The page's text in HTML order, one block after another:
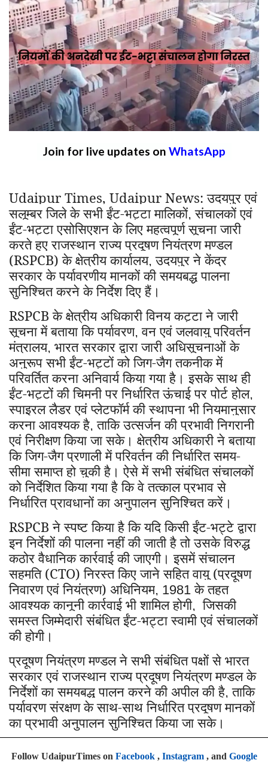
Join for live updates on WhatsApp
Udaipur Times, Udaipur News:उदयपुर एवं
सलूम्बर जिले के सभी ईंट-भट्टा मालिकों,संचालकों एवं
ईंट-भट्टा एसोसिएशन के लिए महत्वपूर्ण सूचना जारी
करते हुए राजस्थान राज्य प्रदूषण नियंत्रण मण्डल
(RSPCB) के क्षेत्रीय कार्यालय,उदयपुर ने केंद्र
सरकार के पर्यावरणीय मानकों की समयबद्ध पालना
सुनिश्चित करने के निर्देश दिए हैं।
RSPCB के क्षेत्रीय अधिकारी विनय कट्टा ने जारी
सूचना में बताया कि पर्यावरण,वन एवं जलवायु परिवर्तन
मंत्रालय, भारत सरकार द्वारा जारी अधिसूचनाओं के
अनुरूप सभी ईंट-भट्टों को जिग-जैग तकनीक में
परिवर्तित करना अनिवार्य किया गया है। इसके साथ ही
ईंट-भट्टों की चिमनी पर निर्धारित ऊंचाई पर पोर्ट होल,
स्पाइरल लैडर एवं प्लेटफॉर्म की स्थापना भी नियमानुसार
करना आवश्यक है,ताकि उत्सर्जन की प्रभावी निगरानी
एवं निरीक्षण किया जा सके। क्षेत्रीय अधिकारी ने बताया
कि जिग-जैग प्रणाली में परिवर्तन की निर्धारित समय-
सीमा समाप्त हो चुकी है। ऐसे में सभी संबंधित संचालकों
को निर्देशित किया गया है कि वे तत्काल प्रभाव से
निर्धारित प्रावधानों का अनुपालन सुनिश्चित करें।
RSPCB ने स्पष्ट किया है कि यदि किसी ईंट-भट्टे द्वारा
इन निर्देशों की पालना नहीं की जाती है तो उसके विरुद्ध
कठोर वैधानिक कार्रवाई की जाएगी। इसमें संचालन
सहमति (CTO) निरस्त किए जाने सहित वायु (प्रदूषण
निवारण एवं नियंत्रण) अधिनियम, 1981के तहत
आवश्यक कानूनी कार्रवाई भी शामिल होगी,जिसकी
समस्त जिम्मेदारी संबंधित ईंट-भट्टा स्वामी एवं संचालकों
की होगी।
प्रदूषण नियंत्रण मण्डल ने सभी संबंधित पक्षों से भारत
सरकार एवं राजस्थान राज्य प्रदूषण नियंत्रण मण्डल के
निर्देशों का समयबद्ध पालन करने की अपील की है,ताकि
पर्यावरण संरक्षण के साथ-साथ निर्धारित प्रदूषण मानकों
का प्रभावी अनुपालन सुनिश्चित किया जा सके।
Follow UdaipurTimes on Facebook, Instagram, and Google